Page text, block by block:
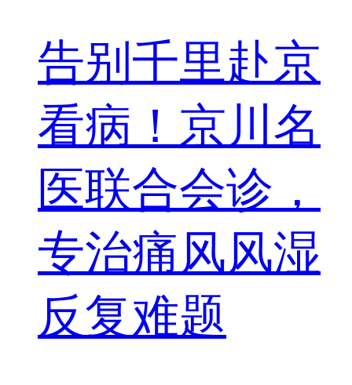
告别千里赴京
看病！京川名
医联合会诊，
专治痛风风湿
反复难题